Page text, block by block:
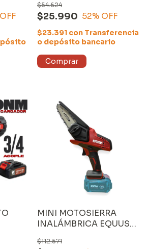
$25.990
$54.624
52% OFF
$23.391 con Transferencia
o depósito bancario
MINI MOTOSIERRA
INALÁMBRICA EQUUS
CARGADOR y sin
$112.571